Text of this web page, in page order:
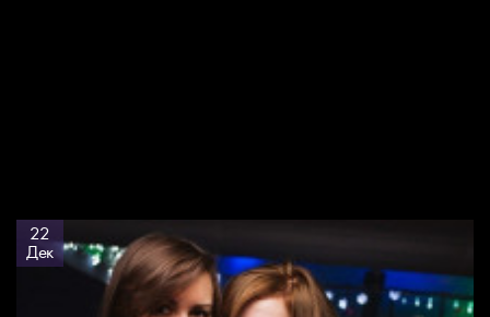
22
Дек